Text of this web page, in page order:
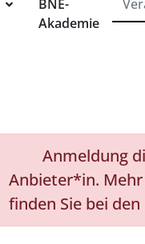
BNE-
Akademie
Anmeldung
Anbieter*in.
finden Sie bei